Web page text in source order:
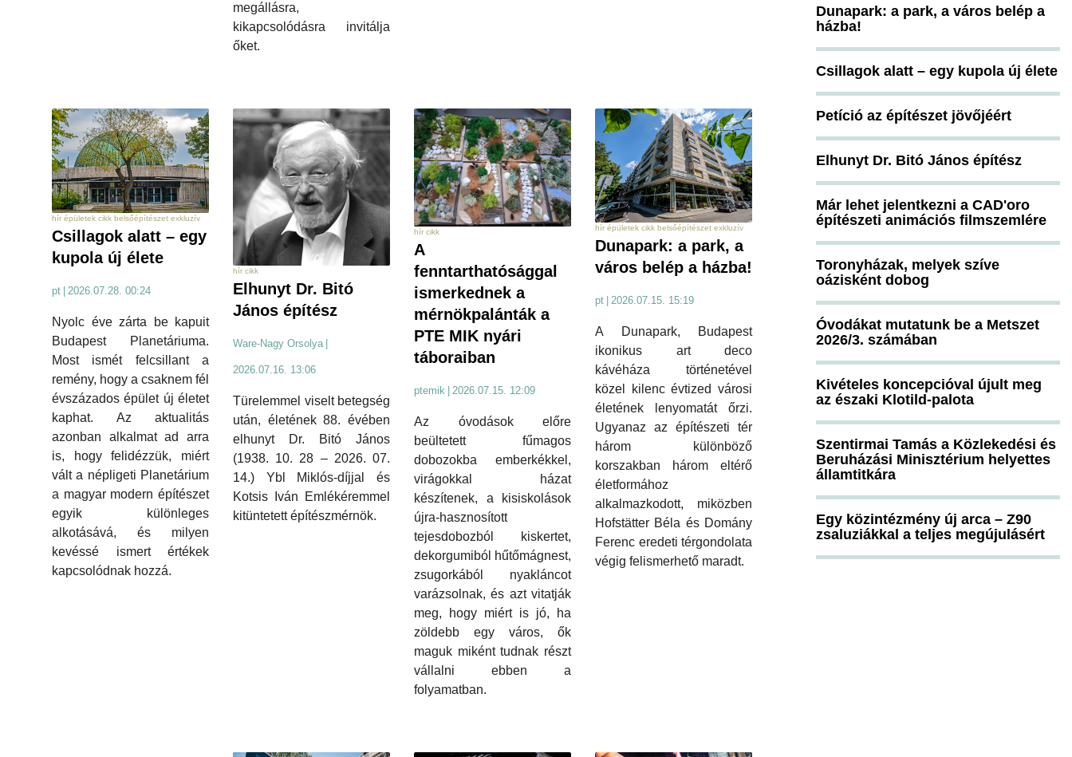
megállásra,
kikapcsolódásra invitálja
őket.
hír épületek cikk belsőépítészet exkluzív
Csillagok alatt – egy
kupola új élete
pt 2026.07.28. 00:24
Nyolc éve zárta be kapuit
Budapest Planetáriuma.
Most ismét felcsillant a
remény, hogy a csaknem fél
évszázados épület új életet
kaphat. Az aktualitás
azonban alkalmat ad arra
is, hogy felidézzük, miért
vált a népligeti Planetárium
a magyar modern építészet
egyik különleges
alkotásává, és milyen
kevéssé ismert értékek
kapcsolódnak hozzá.
hír cikk
Elhunyt Dr. Bitó
János építész
Ware-Nagy Orsolya
2026.07.16. 13:06
Türelemmel viselt betegség
után, életének 88. évében
elhunyt Dr. Bitó János
(1938. 10. 28 – 2026. 07.
14.) Ybl Miklós-díjjal és
Kotsis Iván Emlékéremmel
kitüntetett építészmérnök.
hír cikk
A
fenntarthatósággal
ismerkednek a
mérnökpalánták a
PTE MIK nyári
táboraiban
ptemik 2026.07.15. 12:09
Az óvodások előre
beültetett fűmagos
dobozokba emberkékkel,
virágokkal házat
készítenek, a kisiskolások
újra-hasznosított
tejesdobozból kiskertet,
dekorgumiból hűtőmágnest,
zsugorkából nyakláncot
varázsolnak, és azt vitatják
meg, hogy miért is jó, ha
zöldebb egy város, ők
maguk miként tudnak részt
vállalni ebben a
folyamatban.
hír épületek cikk belsőépítészet exkluzív
Dunapark: a park, a
város belép a házba!
pt 2026.07.15. 15:19
A Dunapark, Budapest
ikonikus art deco
kávéháza történetével
közel kilenc évtized városi
életének lenyomatát őrzi.
Ugyanaz az építészeti tér
három különböző
korszakban három eltérő
életformához
alkalmazkodott, miközben
Hofstätter Béla és Domány
Ferenc eredeti térgondolata
végig felismerhető maradt.
Dunapark: a park, a város belép a
házba!
Csillagok alatt – egy kupola új élete
Petíció az építészet jövőjéért
Elhunyt Dr. Bitó János építész
Már lehet jelentkezni a CAD'oro
építészeti animációs filmszemlére
Toronyházak, melyek szíve
oázisként dobog
Óvodákat mutatunk be a Metszet
2026/3. számában
Kivételes koncepcióval újult meg
az északi Klotild-palota
Szentirmai Tamás a Közlekedési és
Beruházási Minisztérium helyettes
államtitkára
Egy közintézmény új arca – Z90
zsaluziákkal a teljes megújulásért